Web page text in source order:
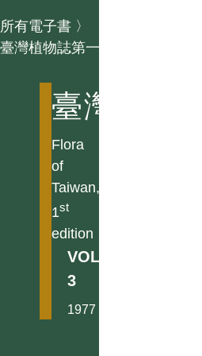
所有電子書 〉
臺灣植物誌第一版
臺灣植物
Flora
of
Taiwan,
1st
edition
VOL.
3
1977